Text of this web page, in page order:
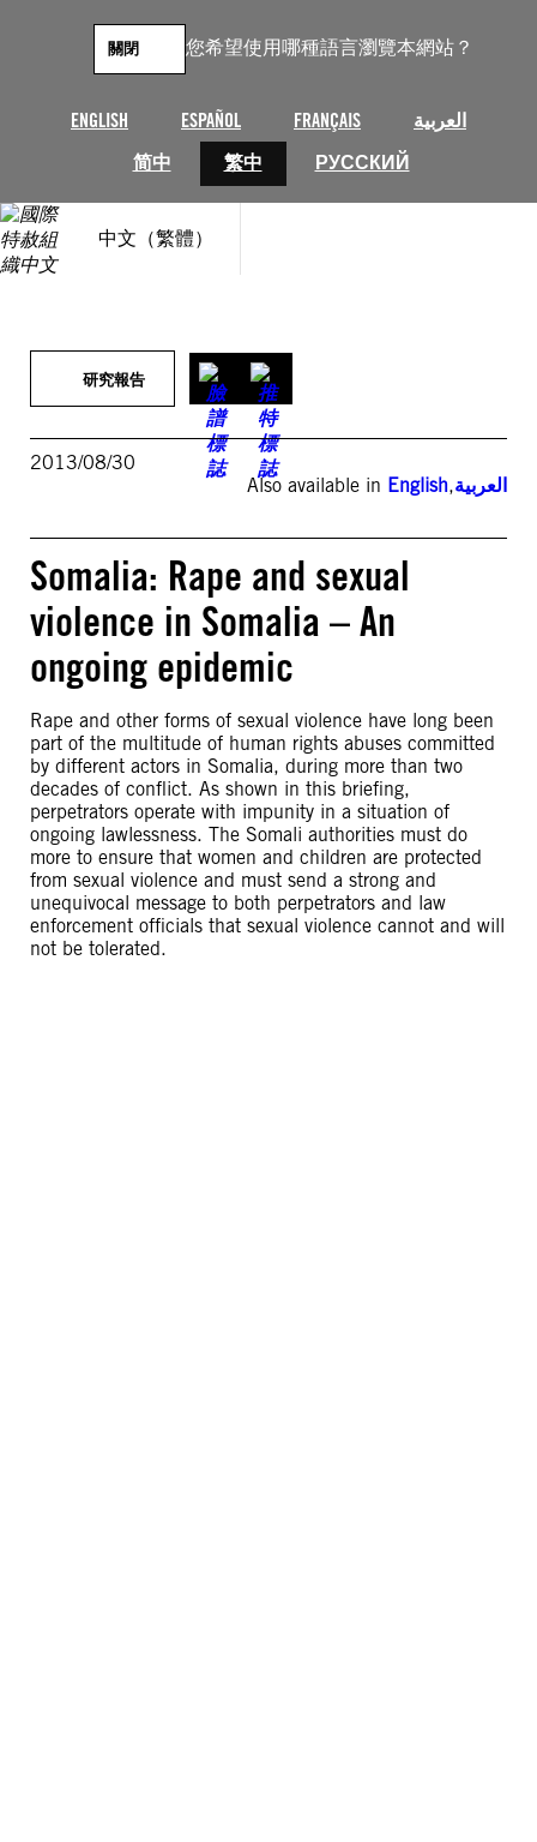
您希望使用哪種語言瀏覽本網站？
ENGLISH ESPAÑOL FRANÇAIS
العربية
简中
繁中 РУССКИЙ
關閉
中文（繁體）
研究報告
2013/08/30
Also available in English,العربية
Somalia: Rape and sexual
violence in Somalia – An
ongoing epidemic
Rape and other forms of sexual violence have long been
part of the multitude of human rights abuses committed
by different actors in Somalia, during more than two
decades of conflict. As shown in this briefing,
perpetrators operate with impunity in a situation of
ongoing lawlessness. The Somali authorities must do
more to ensure that women and children are protected
from sexual violence and must send a strong and
unequivocal message to both perpetrators and law
enforcement officials that sexual violence cannot and will
not be tolerated.